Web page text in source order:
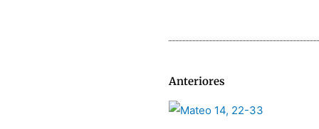
Anteriores